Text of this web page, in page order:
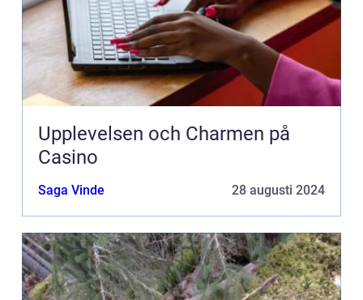
Upplevelsen och Charmen på
Casino
Saga Vinde 28 augusti 2024